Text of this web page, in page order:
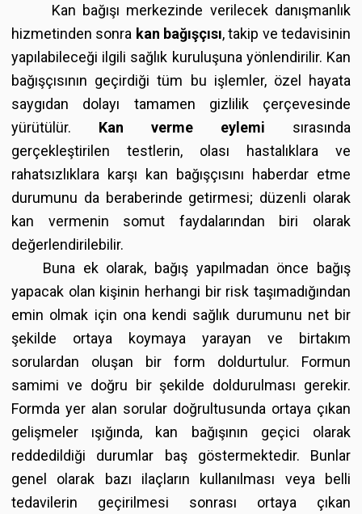
Kan bağışı merkezinde verilecek danışmanlık
hizmetinden sonra kan bağışçısı, takip ve tedavisinin
yapılabileceği ilgili sağlık kuruluşuna yönlendirilir. Kan
bağışçısının geçirdiği tüm bu işlemler, özel hayata
saygıdan dolayı tamamen gizlilik çerçevesinde
yürütülür. Kan verme eylemi sırasında
gerçekleştirilen testlerin, olası hastalıklara ve
rahatsızlıklara karşı kan bağışçısını haberdar etme
durumunu da beraberinde getirmesi; düzenli olarak
kan vermenin somut faydalarından biri olarak
değerlendirilebilir.
Buna ek olarak, bağış yapılmadan önce bağış
yapacak olan kişinin herhangi bir risk taşımadığından
emin olmak için ona kendi sağlık durumunu net bir
şekilde ortaya koymaya yarayan ve birtakım
sorulardan oluşan bir form doldurtulur. Formun
samimi ve doğru bir şekilde doldurulması gerekir.
Formda yer alan sorular doğrultusunda ortaya çıkan
gelişmeler ışığında, kan bağışının geçici olarak
reddedildiği durumlar baş göstermektedir. Bunlar
genel olarak bazı ilaçların kullanılması veya belli
tedavilerin geçirilmesi sonrası ortaya çıkan